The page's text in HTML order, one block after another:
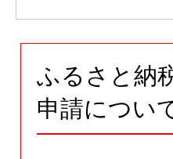
ふるさと納
申請につい